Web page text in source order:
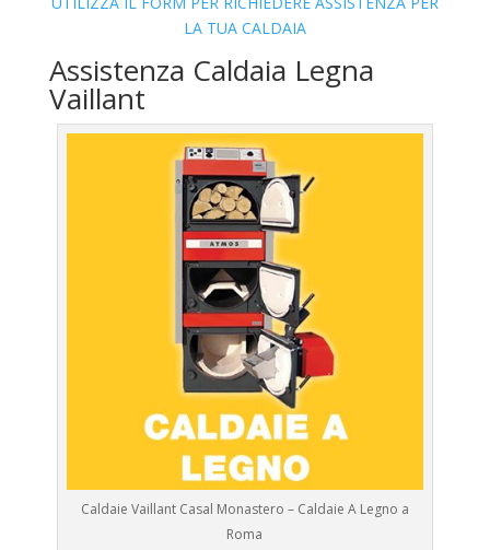
LA TUA CALDAIA
Assistenza Caldaia Legna
Vaillant
Caldaie Vaillant Casal Monastero – Caldaie A Legno a
Roma